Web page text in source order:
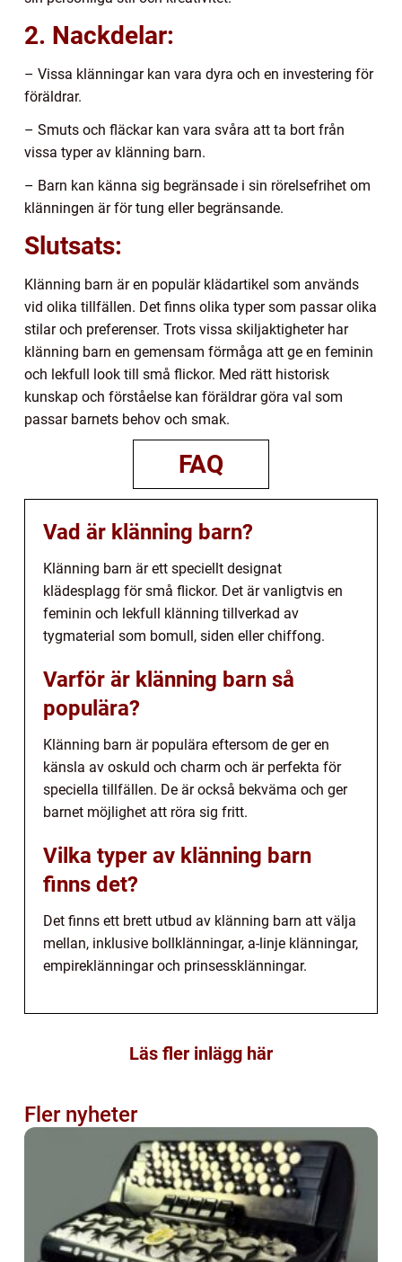
2. Nackdelar:
– Vissa klänningar kan vara dyra och en investering för
föräldrar.
– Smuts och fläckar kan vara svåra att ta bort från
vissa typer av klänning barn.
– Barn kan känna sig begränsade i sin rörelsefrihet om
klänningen är för tung eller begränsande.
Slutsats:
Klänning barn är en populär klädartikel som används
vid olika tillfällen. Det finns olika typer som passar olika
stilar och preferenser. Trots vissa skiljaktigheter har
klänning barn en gemensam förmåga att ge en feminin
och lekfull look till små flickor. Med rätt historisk
kunskap och förståelse kan föräldrar göra val som
passar barnets behov och smak.
FAQ
Vad är klänning barn?
Klänning barn är ett speciellt designat
klädesplagg för små flickor. Det är vanligtvis en
feminin och lekfull klänning tillverkad av
tygmaterial som bomull, siden eller chiffong.
Varför är klänning barn så
populära?
Klänning barn är populära eftersom de ger en
känsla av oskuld och charm och är perfekta för
speciella tillfällen. De är också bekväma och ger
barnet möjlighet att röra sig fritt.
Vilka typer av klänning barn
finns det?
Det finns ett brett utbud av klänning barn att välja
mellan, inklusive bollklänningar, a-linje klänningar,
empireklänningar och prinsessklänningar.
Läs fler inlägg här
Fler nyheter